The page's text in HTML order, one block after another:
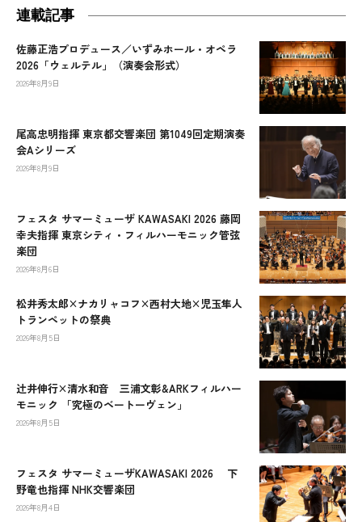
連載記事
佐藤正浩プロデュース／いずみホール・オペラ
2026「ウェルテル」（演奏会形式）
2026年8月9日
尾高忠明指揮 東京都交響楽団 第1049回定期演奏
会Aシリーズ
2026年8月9日
フェスタ サマーミューザ KAWASAKI 2026 藤岡
幸夫指揮 東京シティ・フィルハーモニック管弦
楽団
2026年8月6日
松井秀太郎×ナカリャコフ×西村大地×児玉隼人
トランペットの祭典
2026年8月5日
辻󠄀井伸行×清水和音 三浦文彰&ARKフィルハー
モニック 「究極のベートーヴェン」
2026年8月5日
フェスタ サマーミューザKAWASAKI 2026 下
野竜也指揮 NHK交響楽団
2026年8月4日